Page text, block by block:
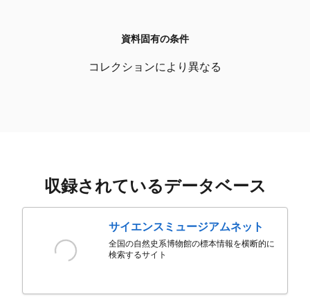
資料固有の条件
コレクションにより異なる
収録されているデータベース
サイエンスミュージアムネット
全国の自然史系博物館の標本情報を横断的に
検索するサイト